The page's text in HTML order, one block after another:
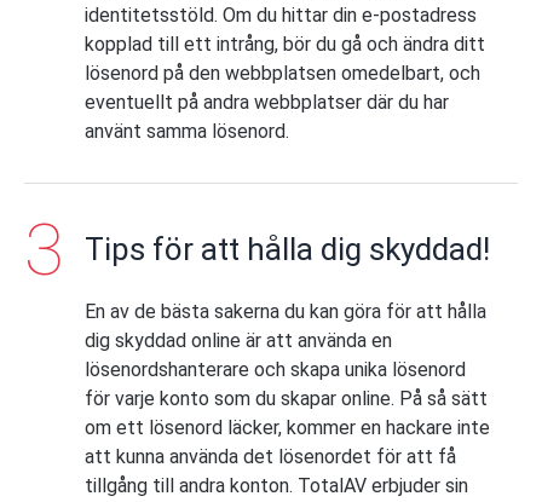
identitetsstöld. Om du hittar din e-postadress
kopplad till ett intrång, bör du gå och ändra ditt
lösenord på den webbplatsen omedelbart, och
eventuellt på andra webbplatser där du har
använt samma lösenord.
Tips för att hålla dig skyddad!
En av de bästa sakerna du kan göra för att hålla
dig skyddad online är att använda en
lösenordshanterare och skapa unika lösenord
för varje konto som du skapar online. På så sätt
om ett lösenord läcker, kommer en hackare inte
att kunna använda det lösenordet för att få
tillgång till andra konton. TotalAV erbjuder sin